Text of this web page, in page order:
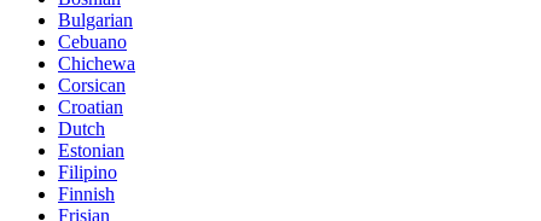
Bulgarian
Cebuano
Chichewa
Corsican
Croatian
Dutch
Estonian
Filipino
Finnish
Frisian